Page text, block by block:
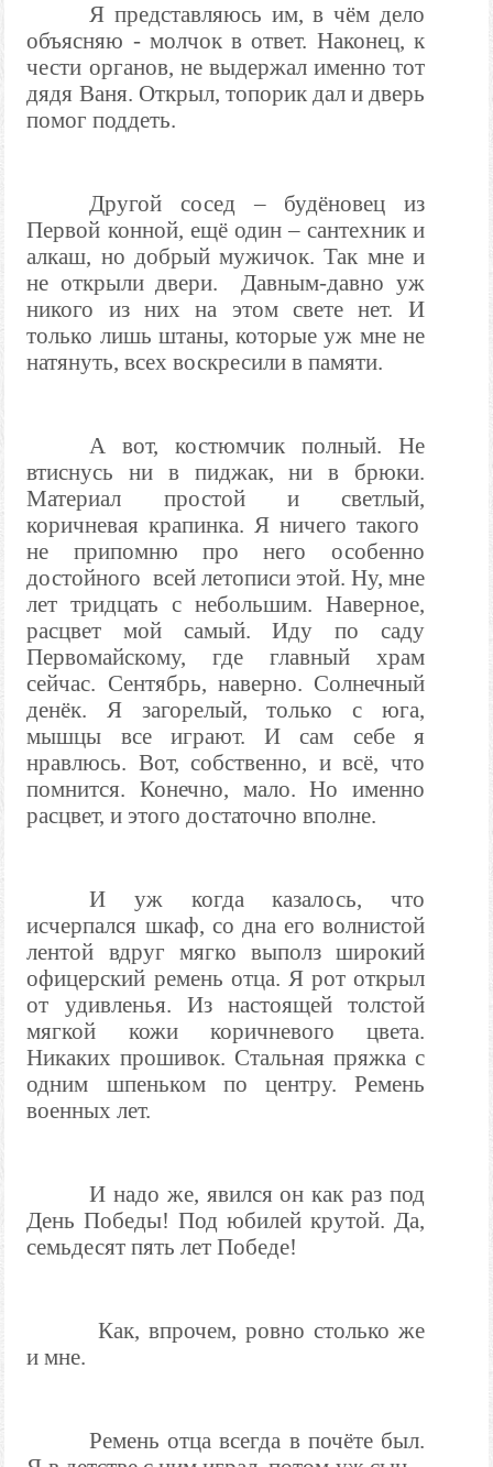
Я представляюсь им, в чём дело
объясняю - молчок в ответ. Наконец, к
чести органов, не выдержал именно тот
дядя Ваня. Открыл, топорик дал и дверь
помог поддеть.
Другой сосед – будёновец из
Первой конной, ещё один – сантехник и
алкаш, но добрый мужичок. Так мне и
не открыли двери.
Давным-давно уж
никого из них на этом свете нет. И
только лишь штаны, которые уж мне не
натянуть, всех воскресили в памяти.
А вот, костюмчик полный. Не
втиснусь ни в пиджак, ни в брюки.
Материал простой и светлый,
коричневая крапинка. Я ничего такого
не припомню про него особенно
достойного всей летописи этой. Ну, мне
лет тридцать с небольшим. Наверное,
расцвет мой самый. Иду по саду
Первомайскому, где главный храм
сейчас. Сентябрь, наверно. Солнечный
денёк. Я загорелый, только с юга,
мышцы все играют. И сам себе я
нравлюсь. Вот, собственно, и всё, что
помнится. Конечно, мало. Но именно
расцвет, и этого достаточно вполне.
И уж когда казалось, что
исчерпался шкаф, со дна его волнистой
лентой вдруг мягко выполз широкий
офицерский ремень отца. Я рот открыл
от удивленья. Из настоящей толстой
мягкой кожи коричневого цвета.
Никаких прошивок. Стальная пряжка с
одним шпеньком по центру. Ремень
военных лет.
И надо же, явился он как раз под
День Победы! Под юбилей крутой. Да,
семьдесят пять лет Победе!
Как, впрочем, ровно столько же
и мне.
Ремень отца всегда в почёте был.